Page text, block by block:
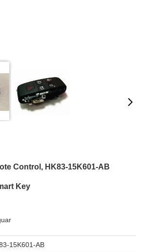
Control, HK83-15K601-AB
Key
15K601-AB